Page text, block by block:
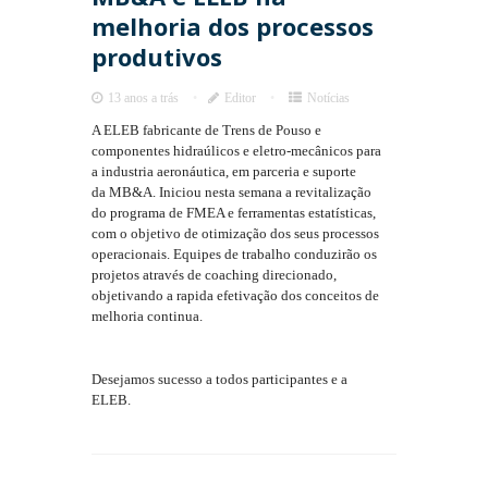
melhoria dos processos
produtivos
13 anos a trás Editor Notícias
A ELEB fabricante de Trens de Pouso e
componentes hidraúlicos e eletro-mecânicos para
a industria aeronáutica, em parceria e suporte
da MB&A. Iniciou nesta semana a revitalização
do programa de FMEA e ferramentas estatísticas,
com o objetivo de otimização dos seus processos
operacionais. Equipes de trabalho conduzirão os
projetos através de coaching direcionado,
objetivando a rapida efetivação dos conceitos de
melhoria continua.
Desejamos sucesso a todos participantes e a
ELEB.